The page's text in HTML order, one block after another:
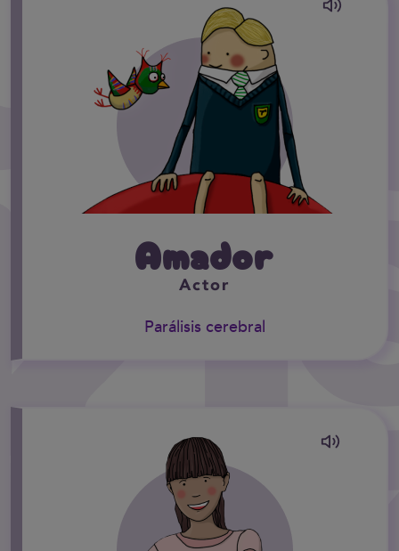
Amador
Actor
Parálisis cerebral